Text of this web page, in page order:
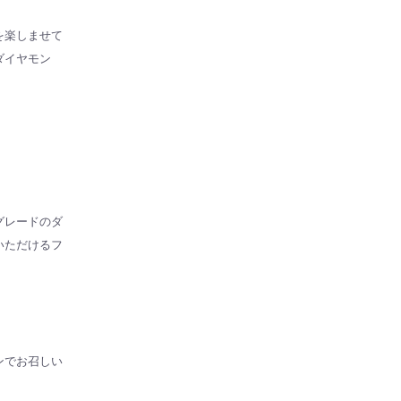
楽しませて
イヤモン
レードのダ
ただけるフ
でお召しい